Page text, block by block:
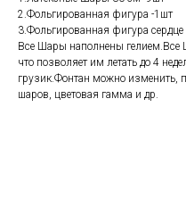
2.Фольгированная фигура -1шт
3.Фольгированная фигура сердце
Все Шары наполнены гелием.Все
что позволяет им летать до 4
грузик.Фонтан можно изменить,
шаров, цветовая гамма и др.